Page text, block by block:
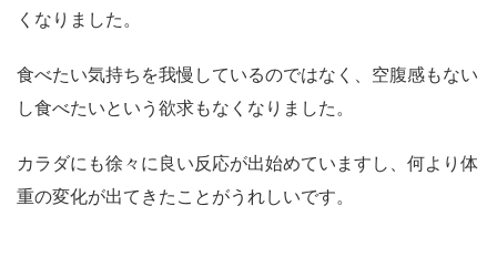
くなりました。
食べたい気持ちを我慢しているのではなく、空腹感もない
し食べたいという欲求もなくなりました。
カラダにも徐々に良い反応が出始めていますし、何より体
重の変化が出てきたことがうれしいです。